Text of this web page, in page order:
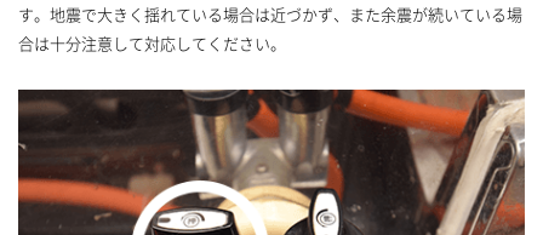
す。地震で大きく揺れている場合は近づかず、また余震が続いている場
合は十分注意して対応してください。